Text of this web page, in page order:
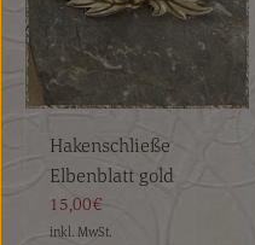
Hakenschließe
Elbenblatt gold
15,00€
inkl. MwSt.